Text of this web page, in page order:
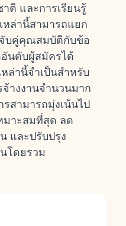
ติ และการเรียนรู้
หล่านี้สามารถแยก
บคู่คุณสมบัติกับข้อ
นดับผู้สมัครได้
หล่านี้จำเป็นสำหรับ
างงานจำนวนมาก
สามารถมุ่งเน้นไป
าะสมที่สุด ลด
และปรับปรุง
โดยรวม